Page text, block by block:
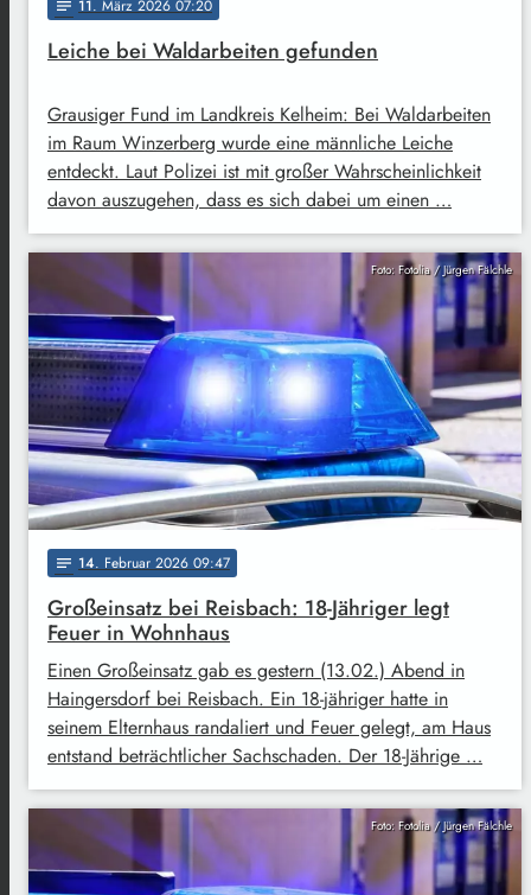
notes 11. März 2026 07:20
Leiche bei Waldarbeiten gefunden
Grausiger Fund im Landkreis Kelheim: Bei Waldarbeiten
im Raum Winzerberg wurde eine männliche Leiche
entdeckt. Laut Polizei ist mit großer Wahrscheinlichkeit
davon auszugehen, dass es sich dabei um einen …
Foto: Fotolia / Jürgen Fälchle
notes 14. Februar 2026 09:47
Großeinsatz bei Reisbach: 18-Jähriger legt
Feuer in Wohnhaus
Einen Großeinsatz gab es gestern (13.02.) Abend in
Haingersdorf bei Reisbach. Ein 18-jähriger hatte in
seinem Elternhaus randaliert und Feuer gelegt, am Haus
entstand beträchtlicher Sachschaden. Der 18-Jährige …
Foto: Fotolia / Jürgen Fälchle